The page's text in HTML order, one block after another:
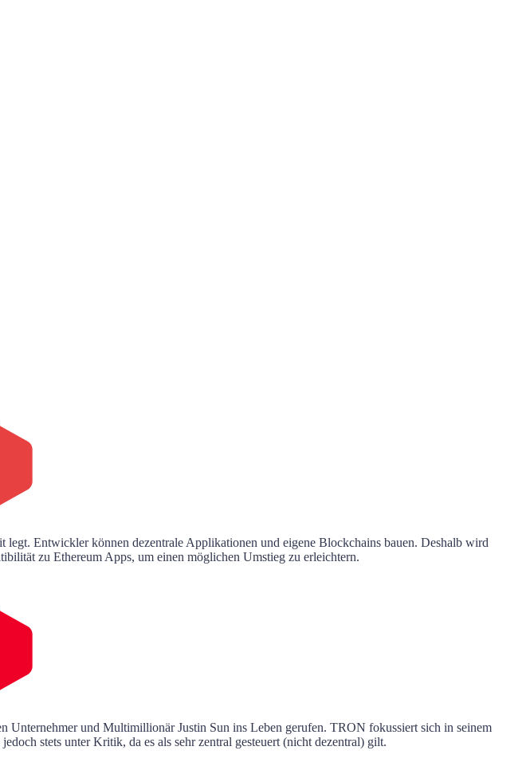
Entwickler können dezentrale Applikationen und eigene Blockchains bauen. Deshalb wird
zu Ethereum Apps, um einen möglichen Umstieg zu erleichtern.
Unternehmer und Multimillionär Justin Sun ins Leben gerufen. TRON fokussiert sich in seinem
stets unter Kritik, da es als sehr zentral gesteuert (nicht dezentral) gilt.